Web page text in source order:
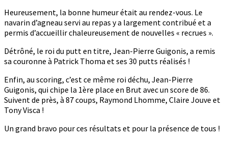
Heureusement, la bonne humeur était au rendez-vous. Le
navarin d’agneau servi au repas y a largement contribué et a
permis d’accueillir chaleureusement de nouvelles « recrues ».
Détrôné, le roi du putt en titre, Jean-Pierre Guigonis, a remis
sa couronne à Patrick Thoma et ses 30 putts réalisés !
Enfin, au scoring, c’est ce même roi déchu, Jean-Pierre
Guigonis, qui chipe la 1ère place en Brut avec un score de 86.
Suivent de près, à 87 coups, Raymond Lhomme, Claire Jouve et
Tony Visca !
Un grand bravo pour ces résultats et pour la présence de tous !